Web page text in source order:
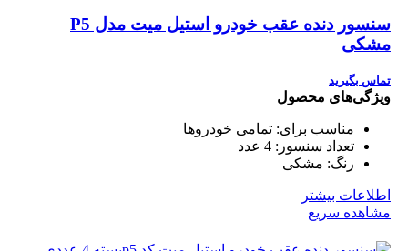
سنسور دنده عقب خودرو استیل میت مدل P5
مشکی
تماس بگیرید
ویژگی‌های محصول
مناسب برای: تمامی خودروها
تعداد سنسور: 4 عدد
رنگ: مشکی
اطلاعات بیشتر
مشاهده سریع